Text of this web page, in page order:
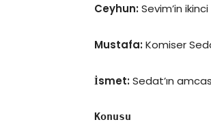
Ceyhun:Sevim’in ikinci
Mustafa:Komiser
İsmet:Sedat’ın
Konusu